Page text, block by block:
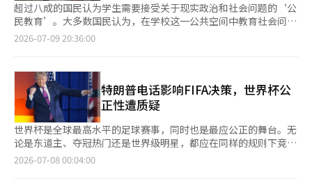
超过八成的国民认为学生需要接受关于现实政治和社会问题的‘公
民教育’。大多数国民认为，在学校这一公共空间中教育社会问题
比在YouTube或社交媒体上流传的偏见信息更为重要。 然而，教
问题，而是无法保护正当教育活动的贫瘠制度环境所致。 9日，教
师工会联盟政策研究院（院长：宋秀妍）发布了在4月17日至22日
间对全国5000名16岁以上至70岁以下男女进行的‘学校内民主公
民教育全国民意调查’结果。此次调查还综合分析了对10名教育利
益相关者的深度访谈，以及去年进行的‘教师教育权被侵犯及政治
相关投诉案例调查’的结果。 公民教育被挤出学校，82.4%国民认
为“应在学校教授” 调查显示，认为“教育现实政治议题和社会
问题对学生是必要的”的回应高达82.4%，显示出国民的高度共
2026-07-09 20:36:00
特朗普电话影响FIFA决策，世界杯公
正性遭质疑
世界杯是全球最高水平的足球赛事，同时也是最应公正的舞台。无
论是东道主、夺冠热门还是世界级明星，都应在同样的规则下竞
争，这样才能接受胜负并尊重结果。然而，当这种信任动摇时，世
2026-07-08 00:04:00